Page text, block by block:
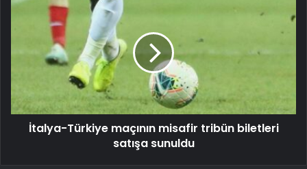
İtalya-Türkiye maçının misafir tribün biletleri
satışa sunuldu